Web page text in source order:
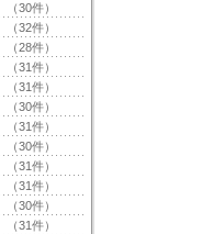
（30件）
（32件）
（28件）
（31件）
（31件）
（30件）
（31件）
（30件）
（31件）
（31件）
（30件）
（31件）